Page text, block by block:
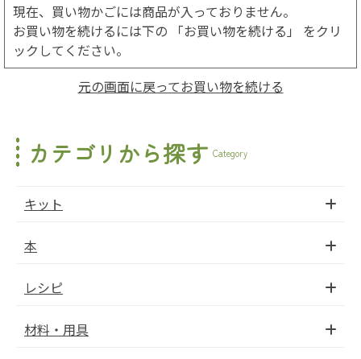
現在、買い物かごには商品が入っておりません。
お買い物を続けるには下の 「お買い物を続ける」 をクリ
ックしてください。
元の画面に戻ってお買い物を続ける
カテゴリから探す Category
キット
本
レシピ
材料・用具